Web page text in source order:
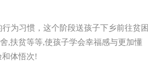
为习惯，这个阶段送孩子下乡前往贫困
,扶贫等等,使孩子学会幸福感与更加懂
体悟次!